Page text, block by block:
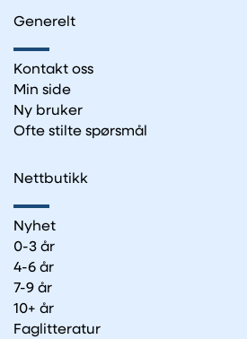
Generelt
Kontakt oss
Min side
Ny bruker
Ofte stilte spørsmål
Nettbutikk
Nyhet
0-3 år
4-6 år
7-9 år
10+ år
Faglitteratur